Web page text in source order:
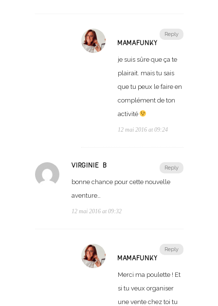
Reply
MAMAFUNKY
je suis sûre que ça te
plairait. mais tu sais
que tu peux le faire en
complément de ton
activité
12 mai 2016 at 09:24
Reply
VIRGINIE B
bonne chance pour cette nouvelle
aventure…
12 mai 2016 at 09:32
Reply
MAMAFUNKY
Merci ma poulette ! Et
si tu veux organiser
une vente chez toi tu